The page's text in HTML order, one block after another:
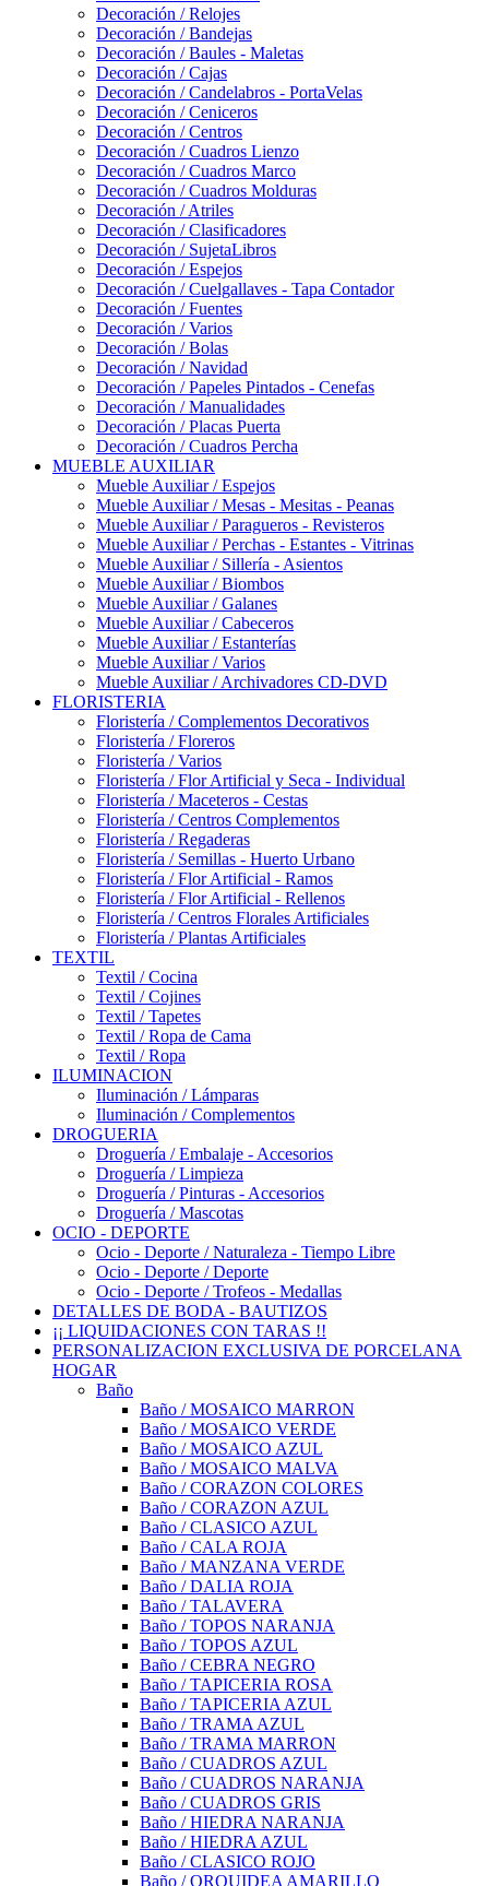
Decoración / Relojes
Decoración / Bandejas
Decoración / Baules - Maletas
Decoración / Cajas
Decoración / Candelabros - PortaVelas
Decoración / Ceniceros
Decoración / Centros
Decoración / Cuadros Lienzo
Decoración / Cuadros Marco
Decoración / Cuadros Molduras
Decoración / Atriles
Decoración / Clasificadores
Decoración / SujetaLibros
Decoración / Espejos
Decoración / Cuelgallaves - Tapa Contador
Decoración / Fuentes
Decoración / Varios
Decoración / Bolas
Decoración / Navidad
Decoración / Papeles Pintados - Cenefas
Decoración / Manualidades
Decoración / Placas Puerta
Decoración / Cuadros Percha
MUEBLE AUXILIAR
Mueble Auxiliar / Espejos
Mueble Auxiliar / Mesas - Mesitas - Peanas
Mueble Auxiliar / Paragueros - Revisteros
Mueble Auxiliar / Perchas - Estantes - Vitrinas
Mueble Auxiliar / Sillería - Asientos
Mueble Auxiliar / Biombos
Mueble Auxiliar / Galanes
Mueble Auxiliar / Cabeceros
Mueble Auxiliar / Estanterías
Mueble Auxiliar / Varios
Mueble Auxiliar / Archivadores CD-DVD
FLORISTERIA
Floristería / Complementos Decorativos
Floristería / Floreros
Floristería / Varios
Floristería / Flor Artificial y Seca - Individual
Floristería / Maceteros - Cestas
Floristería / Centros Complementos
Floristería / Regaderas
Floristería / Semillas - Huerto Urbano
Floristería / Flor Artificial - Ramos
Floristería / Flor Artificial - Rellenos
Floristería / Centros Florales Artificiales
Floristería / Plantas Artificiales
TEXTIL
Textil / Cocina
Textil / Cojines
Textil / Tapetes
Textil / Ropa de Cama
Textil / Ropa
ILUMINACION
Iluminación / Lámparas
Iluminación / Complementos
DROGUERIA
Droguería / Embalaje - Accesorios
Droguería / Limpieza
Droguería / Pinturas - Accesorios
Droguería / Mascotas
OCIO - DEPORTE
Ocio - Deporte / Naturaleza - Tiempo Libre
Ocio - Deporte / Deporte
Ocio - Deporte / Trofeos - Medallas
DETALLES DE BODA - BAUTIZOS
¡¡ LIQUIDACIONES CON TARAS !!
PERSONALIZACION EXCLUSIVA DE PORCELANA
HOGAR
Baño
Baño / MOSAICO MARRON
Baño / MOSAICO VERDE
Baño / MOSAICO AZUL
Baño / MOSAICO MALVA
Baño / CORAZON COLORES
Baño / CORAZON AZUL
Baño / CLASICO AZUL
Baño / CALA ROJA
Baño / MANZANA VERDE
Baño / DALIA ROJA
Baño / TALAVERA
Baño / TOPOS NARANJA
Baño / TOPOS AZUL
Baño / CEBRA NEGRO
Baño / TAPICERIA ROSA
Baño / TAPICERIA AZUL
Baño / TRAMA AZUL
Baño / TRAMA MARRON
Baño / CUADROS AZUL
Baño / CUADROS NARANJA
Baño / CUADROS GRIS
Baño / HIEDRA NARANJA
Baño / HIEDRA AZUL
Baño / CLASICO ROJO
Baño / ORQUIDEA AMARILLO